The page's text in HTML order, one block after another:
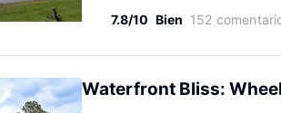
7.8/10 Bien 152
Waterfront Bliss: